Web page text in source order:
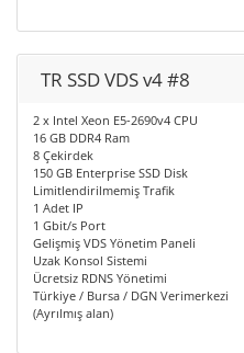
TR SSD VDS v4 #8
2 x Intel Xeon E5-2690v4 CPU
16 GB DDR4 Ram
8 Çekirdek
150 GB Enterprise SSD Disk
Limitlendirilmemiş Trafik
1 Adet IP
1 Gbit/s Port
Gelişmiş VDS Yönetim Paneli
Uzak Konsol Sistemi
Ücretsiz RDNS Yönetimi
Türkiye / Bursa / DGN Verimerkezi
(Ayrılmış alan)